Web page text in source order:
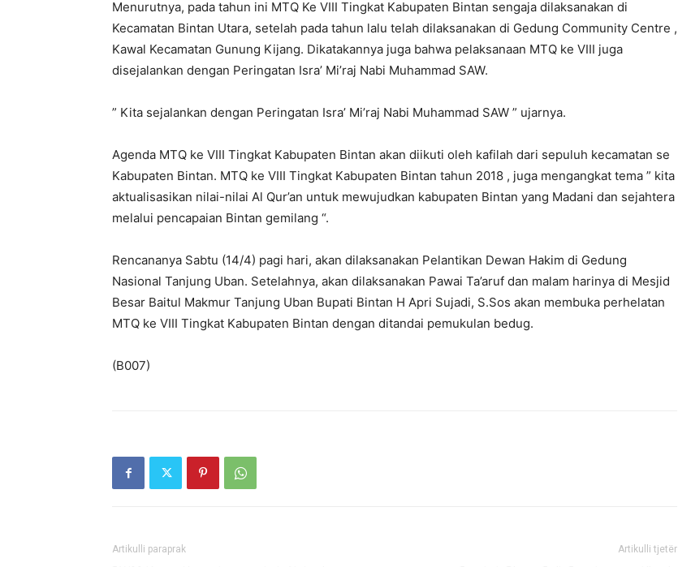
Menurutnya, pada tahun ini MTQ Ke VIII Tingkat Kabupaten Bintan sengaja dilaksanakan di
Kecamatan Bintan Utara, setelah pada tahun lalu telah dilaksanakan di Gedung Community Centre ,
Kawal Kecamatan Gunung Kijang. Dikatakannya juga bahwa pelaksanaan MTQ ke VIII juga
disejalankan dengan Peringatan Isra’ Mi’raj Nabi Muhammad SAW.
” Kita sejalankan dengan Peringatan Isra’ Mi’raj Nabi Muhammad SAW ” ujarnya.
Agenda MTQ ke VIII Tingkat Kabupaten Bintan akan diikuti oleh kafilah dari sepuluh kecamatan se
Kabupaten Bintan. MTQ ke VIII Tingkat Kabupaten Bintan tahun 2018 , juga mengangkat tema ” kita
aktualisasikan nilai-nilai Al Qur’an untuk mewujudkan kabupaten Bintan yang Madani dan sejahtera
melalui pencapaian Bintan gemilang “.
Rencananya Sabtu (14/4) pagi hari, akan dilaksanakan Pelantikan Dewan Hakim di Gedung
Nasional Tanjung Uban. Setelahnya, akan dilaksanakan Pawai Ta’aruf dan malam harinya di Mesjid
Besar Baitul Makmur Tanjung Uban Bupati Bintan H Apri Sujadi, S.Sos akan membuka perhelatan
MTQ ke VIII Tingkat Kabupaten Bintan dengan ditandai pemukulan bedug.
(B007)
Artikulli paraprak Artikulli tjetër